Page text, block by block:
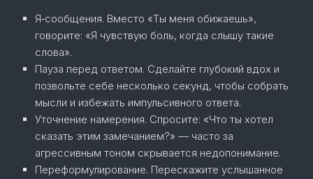
Я‑сообщения. Вместо «Ты меня обижаешь»,
говорите: «Я чувствую боль, когда слышу такие
слова».
Пауза перед ответом. Сделайте глубокий вдох и
позвольте себе несколько секунд, чтобы собрать
мысли и избежать импульсивного ответа.
Уточнение намерения. Спросите: «Что ты хотел
сказать этим замечанием?» — часто за
агрессивным тоном скрывается недопонимание.
Переформулирование. Перескажите услышанное